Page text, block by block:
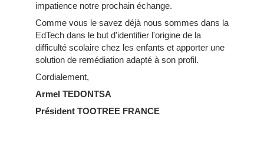
impatience notre prochain échange.
Comme vous le savez déjà nous sommes dans la
EdTech dans le but d'identifier l'origine de la
difficulté scolaire chez les enfants et apporter une
solution de remédiation adapté à son profil.
Cordialement,
Armel TEDONTSA
Président TOOTREE FRANCE